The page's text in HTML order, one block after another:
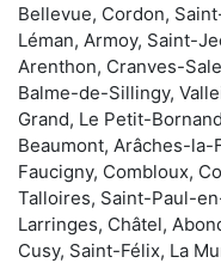
Bellevue, Cordon,
Léman, Armoy, Saint-
Arenthon, Cranves-
Balme-de-Sillingy,
Grand, Le Petit-
Beaumont, Arâches-
Faucigny, Combloux,
Talloires, Saint-Paul-
Larringes, Châtel,
Cusy, Saint-Félix, La